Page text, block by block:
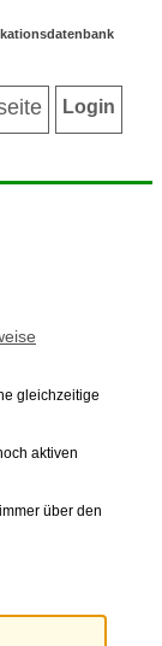
Login
gleichzeitige
aktiven
über den